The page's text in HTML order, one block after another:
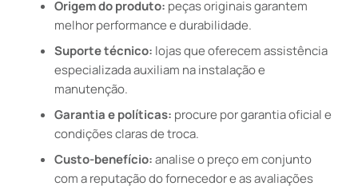
Origem do produto: peças originais garantem
melhor performance e durabilidade.
Suporte técnico: lojas que oferecem assistência
especializada auxiliam na instalação e
manutenção.
Garantia e políticas: procure por garantia oficial e
condições claras de troca.
Custo-benefício:analise o preço em conjunto
com a reputação do fornecedor e as avaliações